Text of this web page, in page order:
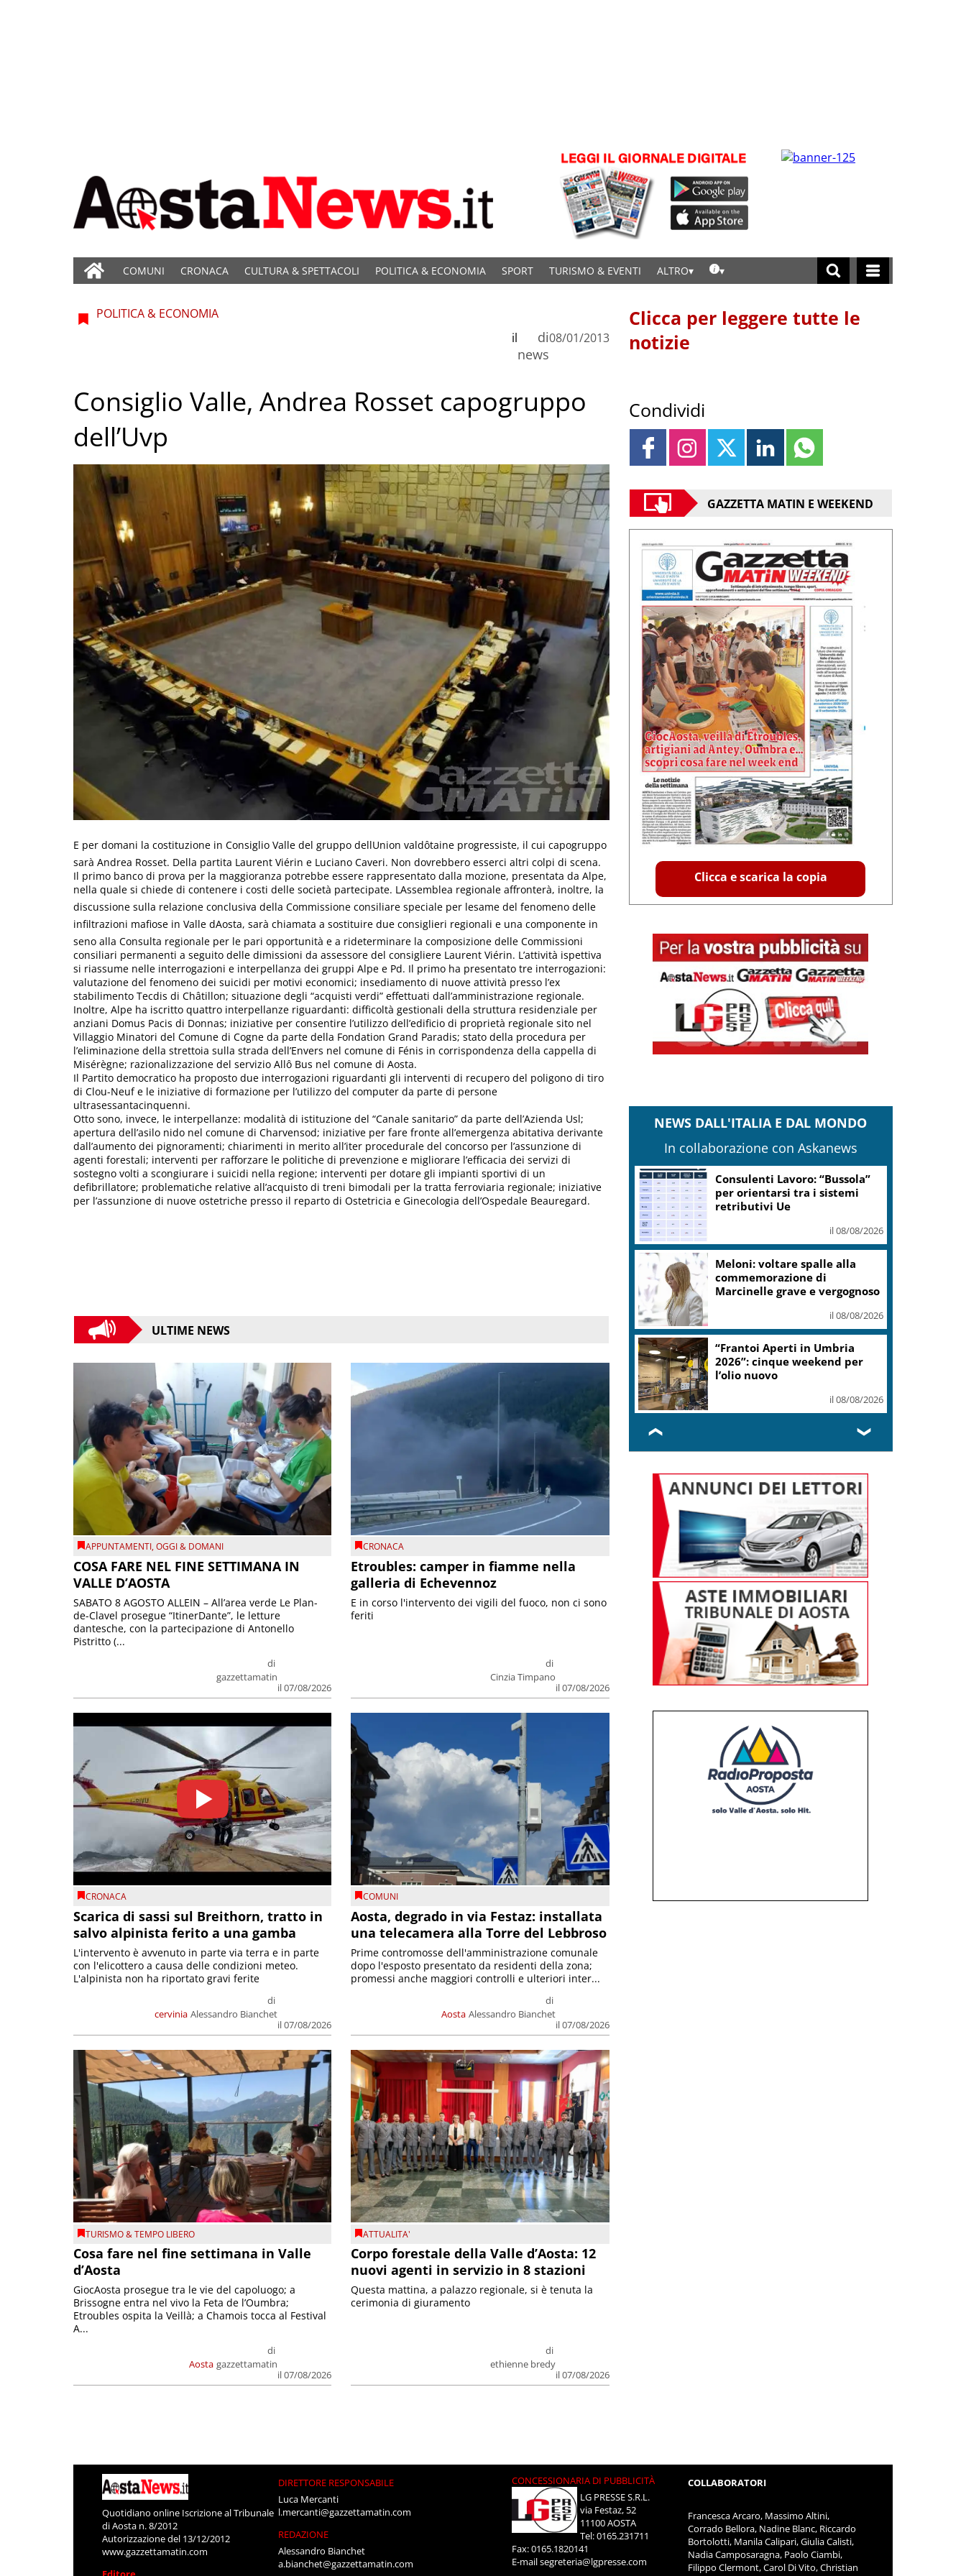
COMUNI CRONACA CULTURA & SPETTACOLI POLITICA & ECONOMIA SPORT TURISMO & EVENTI ALTRO
POLITICA & ECONOMIA
di
news
il 08/01/2013
Consiglio Valle, Andrea Rosset capogruppo
dell’Uvp
E per domani la costituzione in Consiglio Valle del gruppo dellUnion valdôtaine progressiste, il cui capogruppo
sarà Andrea Rosset. Della partita Laurent Viérin e Luciano Caveri. Non dovrebbero esserci altri colpi di scena.
Il primo banco di prova per la maggioranza potrebbe essere rappresentato dalla mozione, presentata da Alpe,
nella quale si chiede di contenere i costi delle società partecipate. LAssemblea regionale affronterà, inoltre, la
discussione sulla relazione conclusiva della Commissione consiliare speciale per lesame del fenomeno delle
infiltrazioni mafiose in Valle dAosta, sarà chiamata a sostituire due consiglieri regionali e una componente in
seno alla Consulta regionale per le pari opportunità e a rideterminare la composizione delle Commissioni
consiliari permanenti a seguito delle dimissioni da assessore del consigliere Laurent Viérin. L’attività ispettiva
si riassume nelle interrogazioni e interpellanza dei gruppi Alpe e Pd. Il primo ha presentato tre interrogazioni:
valutazione del fenomeno dei suicidi per motivi economici; insediamento di nuove attività presso l’ex
stabilimento Tecdis di Châtillon; situazione degli “acquisti verdi” effettuati dall’amministrazione regionale.
Inoltre, Alpe ha iscritto quattro interpellanze riguardanti: difficoltà gestionali della struttura residenziale per
anziani Domus Pacis di Donnas; iniziative per consentire l’utilizzo dell’edificio di proprietà regionale sito nel
Villaggio Minatori del Comune di Cogne da parte della Fondation Grand Paradis; stato della procedura per
l’eliminazione della strettoia sulla strada dell’Envers nel comune di Fénis in corrispondenza della cappella di
Misérègne; razionalizzazione del servizio Allô Bus nel comune di Aosta.
Il Partito democratico ha proposto due interrogazioni riguardanti gli interventi di recupero del poligono di tiro
di Clou-Neuf e le iniziative di formazione per l’utilizzo del computer da parte di persone
ultrasessantacinquenni.
Otto sono, invece, le interpellanze: modalità di istituzione del “Canale sanitario” da parte dell’Azienda Usl;
apertura dell’asilo nido nel comune di Charvensod; iniziative per fare fronte all’emergenza abitativa derivante
dall’aumento dei pignoramenti; chiarimenti in merito all’iter procedurale del concorso per l’assunzione di
agenti forestali; interventi per rafforzare le politiche di prevenzione e migliorare l’efficacia dei servizi di
sostegno volti a scongiurare i suicidi nella regione; interventi per dotare gli impianti sportivi di un
defibrillatore; problematiche relative all’acquisto di treni bimodali per la tratta ferroviaria regionale; iniziative
per l’assunzione di nuove ostetriche presso il reparto di Ostetricia e Ginecologia dell’Ospedale Beauregard.
ULTIME NEWS
APPUNTAMENTI,OGGI & DOMANI
COSA FARE NEL FINE SETTIMANA IN
VALLE D’AOSTA
di
gazzettamatin
il 07/08/2026
SABATO 8 AGOSTO ALLEIN – All’area verde Le Plan-
de-Clavel prosegue “ItinerDante”, le letture
dantesche, con la partecipazione di Antonello
Pistritto (...
CRONACA
Etroubles: camper in fiamme nella
galleria di Echevennoz
di
Cinzia Timpano
il 07/08/2026
E in corso l'intervento dei vigili del fuoco, non ci sono
feriti
CRONACA
Scarica di sassi sul Breithorn, tratto in
salvo alpinista ferito a una gamba
cervinia
di
Alessandro Bianchet
il 07/08/2026
L'intervento è avvenuto in parte via terra e in parte
con l'elicottero a causa delle condizioni meteo.
L'alpinista non ha riportato gravi ferite
COMUNI
Aosta, degrado in via Festaz: installata
una telecamera alla Torre del Lebbroso
Aosta
di
Alessandro Bianchet
il 07/08/2026
Prime contromosse dell'amministrazione comunale
dopo l'esposto presentato da residenti della zona;
promessi anche maggiori controlli e ulteriori inter...
TURISMO & TEMPO LIBERO
Cosa fare nel fine settimana in Valle
d’Aosta
Aosta
di
gazzettamatin
il 07/08/2026
GiocAosta prosegue tra le vie del capoluogo; a
Brissogne entra nel vivo la Feta de l’Oumbra;
Etroubles ospita la Veillà; a Chamois tocca al Festival
A...
ATTUALITA'
Corpo forestale della Valle d’Aosta: 12
nuovi agenti in servizio in 8 stazioni
di
ethienne bredy
il 07/08/2026
Questa mattina, a palazzo regionale, si è tenuta la
cerimonia di giuramento
Clicca per leggere tutte le
notizie
Condividi
GAZZETTA MATIN E WEEKEND
Clicca e scarica la copia
NEWS DALL'ITALIA E DAL MONDO
In collaborazione con Askanews
Il pallone della “Mano de Dios”
all’asta per oltre 10 milioni
dollari
il 08/08/2026
Roma, Card. Reina su Spin
Time: sbagliato archiviare
tutto con sgombero
il 08/08/2026
Escursioni tra ambiente e
storia nel comprensorio dello
Zoncolan
il 08/08/2026
❮ ❯
Quotidiano online Iscrizione al Tribunale
di Aosta n. 8/2012
Autorizzazione del 13/12/2012
www.gazzettamatin.com
DIRETTORE RESPONSABILE
Luca Mercanti
l.mercanti@gazzettamatin.com
REDAZIONE
Alessandro Bianchet
a.bianchet@gazzettamatin.com
CONCESSIONARIA DI PUBBLICITÀ
LG PRESSE S.R.L.
via Festaz, 52
11100 AOSTA
Tel: 0165.231711
Fax: 0165.1820141
E-mailsegreteria@lgpresse.com
COLLABORATORI
Francesca Arcaro, Massimo Altini,
Corrado Bellora, Nadine Blanc, Riccardo
Bortolotti, Manila Calipari, Giulia Calisti,
Nadia Camposaragna, Paolo Ciambi,
Filippo Clermont, Carol Di Vito, Christian